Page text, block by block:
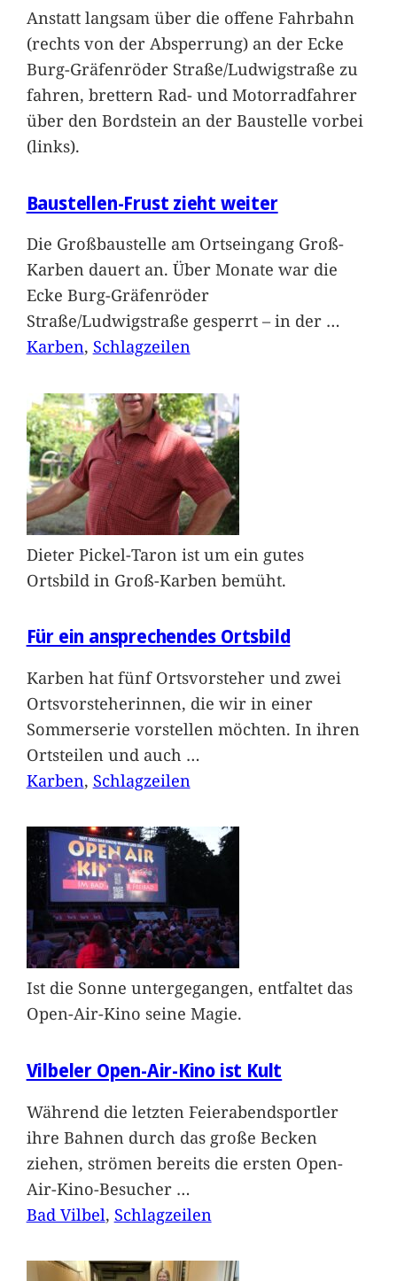
Anstatt langsam über die offene Fahrbahn
(rechts von der Absperrung) an der Ecke
Burg-Gräfenröder Straße/Ludwigstraße zu
fahren, brettern Rad- und Motorradfahrer
über den Bordstein an der Baustelle vorbei
(links).
Baustellen-Frust zieht weiter
Die Großbaustelle am Ortseingang Groß-
Karben dauert an. Über Monate war die
Ecke Burg-Gräfenröder
Straße/Ludwigstraße gesperrt – in der …
Karben, Schlagzeilen
Dieter Pickel-Taron ist um ein gutes
Ortsbild in Groß-Karben bemüht.
Für ein ansprechendes Ortsbild
Karben hat fünf Ortsvorsteher und zwei
Ortsvorsteherinnen, die wir in einer
Sommerserie vorstellen möchten. In ihren
Ortsteilen und auch …
Karben, Schlagzeilen
Ist die Sonne untergegangen, entfaltet das
Open-Air-Kino seine Magie.
Vilbeler Open-Air-Kino ist Kult
Während die letzten Feierabendsportler
ihre Bahnen durch das große Becken
ziehen, strömen bereits die ersten Open-
Air-Kino-Besucher …
Bad Vilbel, Schlagzeilen